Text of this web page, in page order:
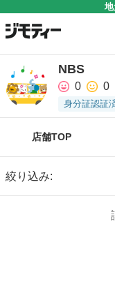
NBS
0 0
身分証認証
店舗TOP
絞り込み: